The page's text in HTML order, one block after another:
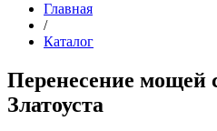
Главная
/
Каталог
Перенесение мощей
Златоуста